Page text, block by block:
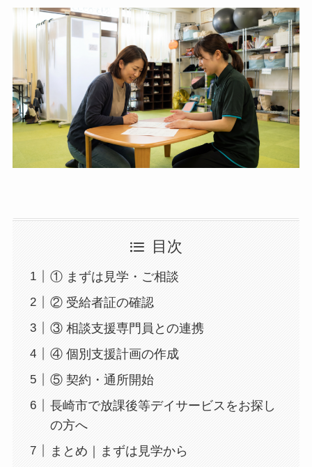
目次
① まずは見学・ご相談
② 受給者証の確認
③ 相談支援専門員との連携
④ 個別支援計画の作成
⑤ 契約・通所開始
長崎市で放課後等デイサービスをお探し
の方へ
まとめ｜まずは見学から